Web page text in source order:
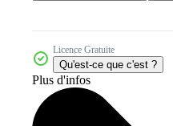
Licence Gratuite
Qu'est-ce que c'est ?
Plus d'infos